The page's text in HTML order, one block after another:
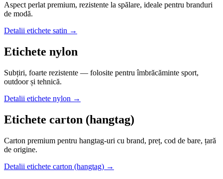
Aspect perlat premium, rezistente la spălare, ideale pentru branduri
de modă.
Detalii etichete satin →
Etichete nylon
Subțiri, foarte rezistente — folosite pentru îmbrăcăminte sport,
outdoor și tehnică.
Detalii etichete nylon →
Etichete carton (hangtag)
Carton premium pentru hangtag-uri cu brand, preț, cod de bare, țară
de origine.
Detalii etichete carton (hangtag) →